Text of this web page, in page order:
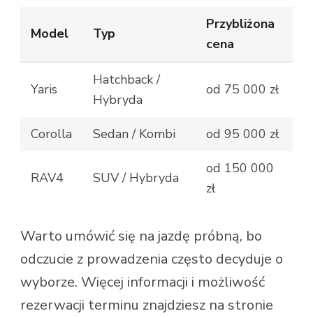
Model Typ
Przybliżona
cena
Yaris
Hatchback /
Hybryda
od 75 000 zł
Corolla Sedan / Kombi od 95 000 zł
RAV4 SUV / Hybryda
od 150 000
zł
Warto umówić się na jazdę próbną, bo
odczucie z prowadzenia często decyduje o
wyborze. Więcej informacji i możliwość
rezerwacji terminu znajdziesz na stronie